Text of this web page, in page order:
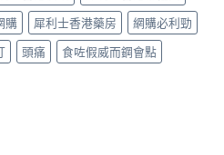
購 犀利士香港藥房
網購必利勁
頭痛
食咗假威而鋼會點